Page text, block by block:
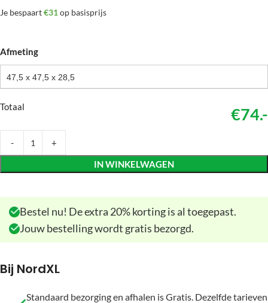
Je bespaart€31 op basisprijs
Afmeting
47,5 x 47,5 x 28,5
Totaal €74.-
IN WINKELWAGEN
Bestel nu! De extra 20% korting is al toegepast.
Jouw bestelling wordt gratis bezorgd.
Bij NordXL
Standaard bezorging en afhalen is Gratis. Dezelfde tarieven